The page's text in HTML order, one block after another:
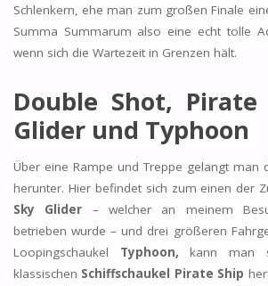
Schlenkern, ehe man zum großen Finale
Summa Summarum also eine echt tolle
wenn sich die Wartezeit in Grenzen hält.
Double Shot, Pirate
Glider und Typhoon
Über eine Rampe und Treppe gelangt man
herunter. Hier befindet sich zum einen der
Sky Glider – welcher an meinem
betrieben wurde – und drei größeren
Loopingschaukel Typhoon, kann man
klassischen Schiffschaukel Pirate Ship